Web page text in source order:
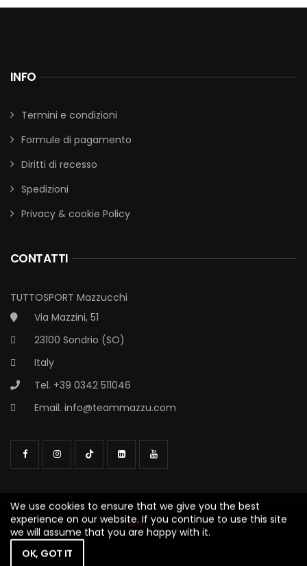
INFO
Termini e condizioni
Formule di pagamento
Diritti di recesso
Spedizioni
Privacy & cookie Policy
CONTATTI
TUTTOSPORT Mazzucchi
Via Mazzini, 51
23100 Sondrio (SO)
Italy
Tel. +39 0342 511046
Email. info@teammazzu.com
Made byTRATTO Web Solutions
We use cookies to ensure that we give you the best
experience on our website. If you continue to use this site
we will assume that you are happy with it.
OK, GOT IT